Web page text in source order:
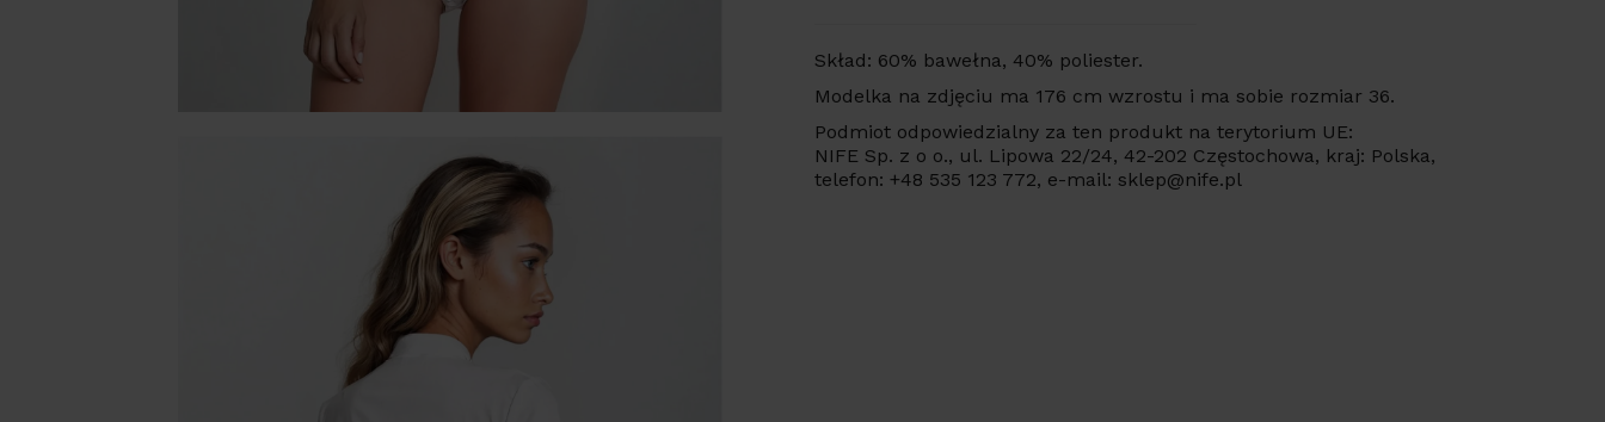
Skład: 60% bawełna, 40% poliester.
Modelka na zdjęciu ma 176 cm wzrostu i ma sobie rozmiar 36.
Podmiot odpowiedzialny za ten produkt na terytorium UE:
NIFE Sp. z o o., ul. Lipowa 22/24, 42-202 Częstochowa, kraj: Polska,
telefon: +48 535 123 772, e-mail: sklep@nife.pl